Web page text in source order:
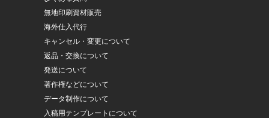
無地印刷資材販売
海外仕入代行
キャンセル・変更について
返品・交換について
発送について
著作権などについて
データ制作について
入稿用テンプレートについて